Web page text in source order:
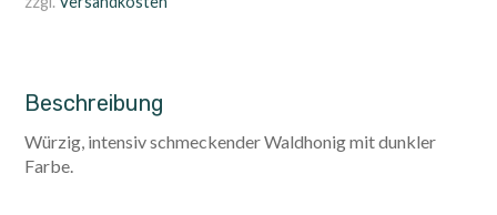
Beschreibung
Würzig, intensiv schmeckender Waldhonig mit dunkler
Farbe.